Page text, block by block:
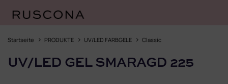
InhaltStartseite PRODUKTE UV/LED FARBGELE Classic
UV/LED GEL SMARAGD 225